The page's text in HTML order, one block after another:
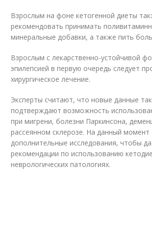
Взрослым на фоне кетогенной диеты
рекомендовать принимать
минеральные добавки, а также пить
Взрослым с лекарственно-устойчивой
эпилепсией в первую очередь следует
хирургическое лечение.
Эксперты считают, что новые данные
подтверждают возможность
при мигрени, болезни Паркинсона,
рассеянном склерозе. На данный момент
дополнительные исследования, чтобы
рекомендации по использованию
неврологических патологиях.